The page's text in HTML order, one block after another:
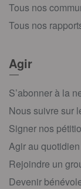
Tous nos
Tous nos
Agir
S’abonner à la
Nous suivre sur
Signer nos
Agir au quotidien
Rejoindre un
Devenir